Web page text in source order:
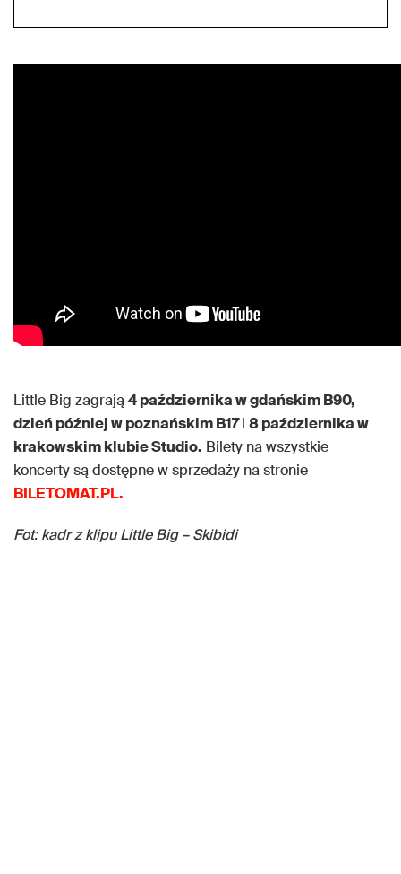
Little Big zagrają4 października w gdańskim B90,
dzień później w poznańskim B17i 8 października w
krakowskim klubie Studio. Bilety na wszystkie
koncerty są dostępne w sprzedaży na stronie
BILETOMAT.PL.
Fot: kadr z klipu Little Big – Skibidi